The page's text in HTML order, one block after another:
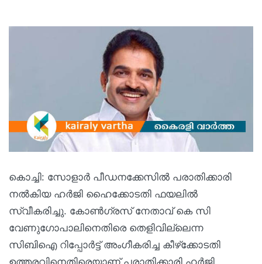
കൊച്ചി: സോളാര്‍ പീഡനക്കേസില്‍ പരാതിക്കാരി
നല്‍കിയ ഹര്‍ജി ഹൈക്കോടതി ഫയലില്‍
സ്വീകരിച്ചു. കോണ്‍ഗ്രസ് നേതാവ് കെ സി
വേണുഗോപാലിനെതിരെ തെളിവില്ലെന്ന
സിബിഐ റിപ്പോര്‍ട്ട് അംഗീകരിച്ച കീഴ്‌ക്കോടതി